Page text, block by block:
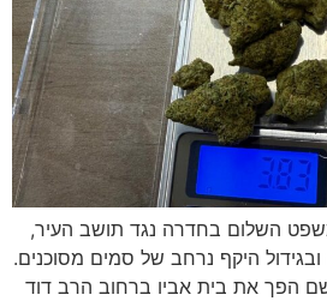
השלום בחדרה נגד תושב העיר,
ובגידול היקף נרחב של סמים מסוכנים.
הפך את בית אביו ברחוב הרב דוד